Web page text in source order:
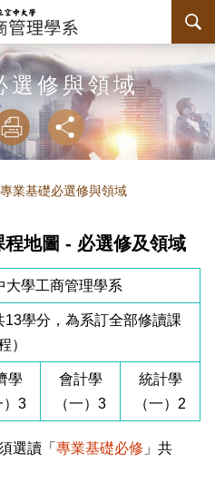
選修與領域略過字型切
列印 分享
專業基礎必選修與領域
地圖 - 必選修及領域
大學工商管理學系
13學分，為系訂全部修讀課
）
學
）3
會計學
（一）3
統計學
（一）2
選讀「 專業基礎必修 」共